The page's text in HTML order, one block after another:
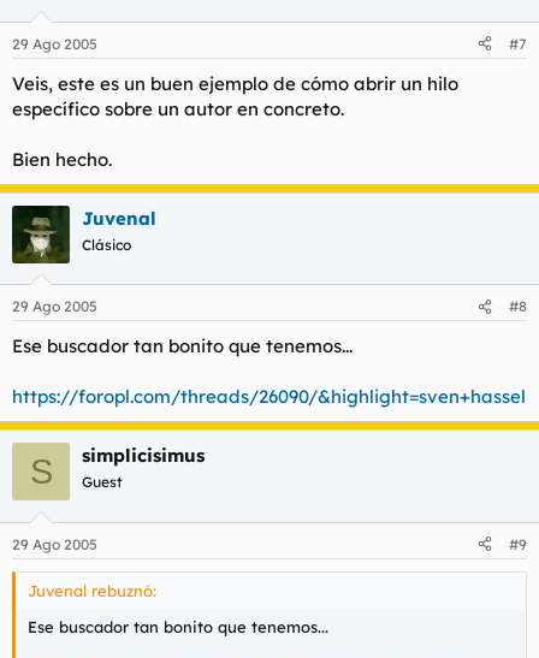
29 Ago 2005 #7
Veis, este es un buen ejemplo de cómo abrir un hilo
específico sobre un autor en concreto.
Bien hecho.
Juvenal
Clásico
29 Ago 2005 #8
Ese buscador tan bonito que tenemos...
https://foropl.com/threads/26090/&highlight=sven+hassel
S simplicisimus
Guest
29 Ago 2005 #9
Juvenal rebuznó:
Ese buscador tan bonito que tenemos...